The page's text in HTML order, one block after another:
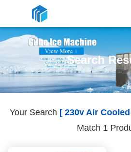
Search
Your Search [ 230v Air
Match 1